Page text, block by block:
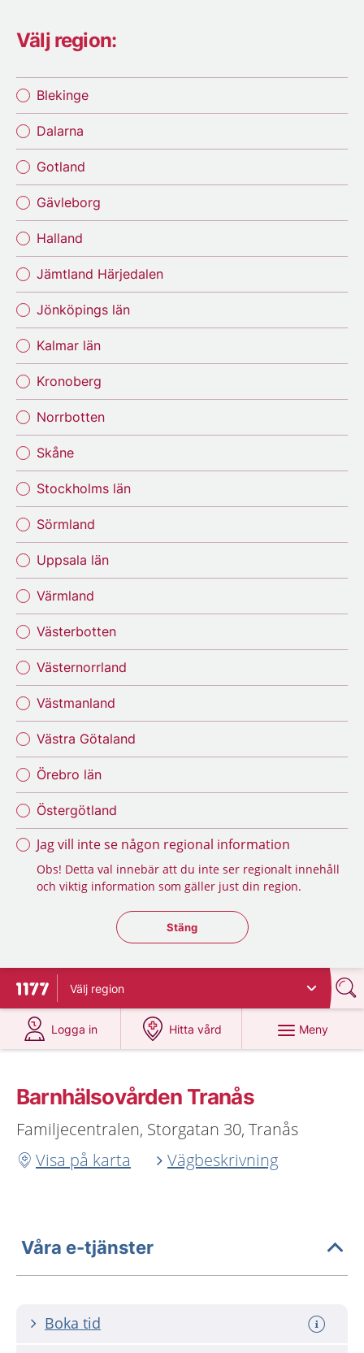
Välj region:
Blekinge
Dalarna
Gotland
Gävleborg
Halland
Jämtland Härjedalen
Jönköpings län
Kalmar län
Kronoberg
Norrbotten
Skåne
Stockholms län
Sörmland
Uppsala län
Värmland
Västerbotten
Västernorrland
Västmanland
Västra Götaland
Örebro län
Östergötland
Jag vill inte se någon regional information
Obs! Detta val innebär att du inte ser regionalt innehåll
och viktig information som gäller just din region.
Stäng regionsväljaren
Stäng
Till startsidan för 1177
Välj region
Logga in
på 1177.se
Hitta vård
på 1177.se
Meny
Barnhälsovården Tranås
Familjecentralen, Storgatan 30, Tranås
Visa på karta
Vägbeskrivning
Våra e-tjänster
Boka tid